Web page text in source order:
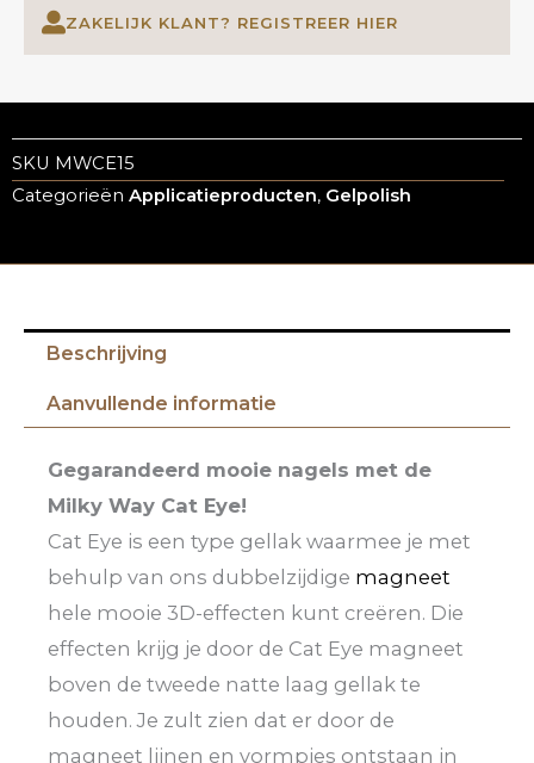
ZAKELIJK KLANT? REGISTREER HIER
SKU MWCE15
Categorieën Applicatieproducten, Gelpolish
Beschrijving
Aanvullende informatie
Gegarandeerd mooie nagels met de
Milky Way Cat Eye!
Cat Eye is een type gellak waarmee je met
behulp van ons dubbelzijdige magneet
hele mooie 3D-effecten kunt creëren. Die
effecten krijg je door de Cat Eye magneet
boven de tweede natte laag gellak te
houden. Je zult zien dat er door de
magneet lijnen en vormpjes ontstaan in